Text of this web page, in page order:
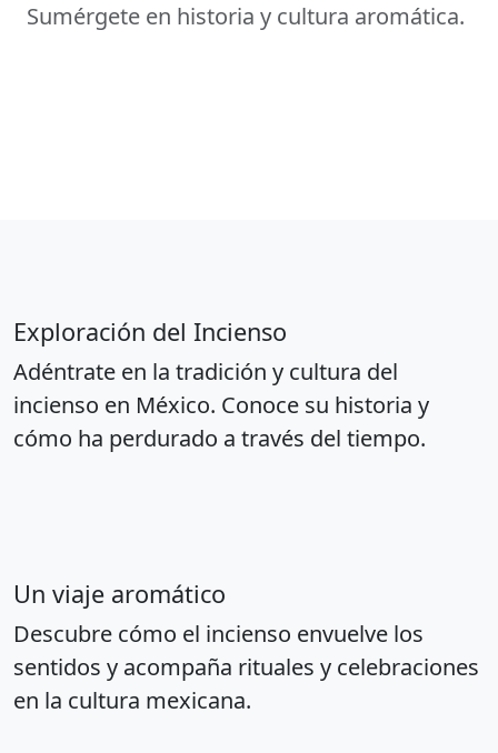
Sumérgete en historia y cultura aromática.
Exploración del Incienso
Adéntrate en la tradición y cultura del
incienso en México. Conoce su historia y
cómo ha perdurado a través del tiempo.
Un viaje aromático
Descubre cómo el incienso envuelve los
sentidos y acompaña rituales y celebraciones
en la cultura mexicana.